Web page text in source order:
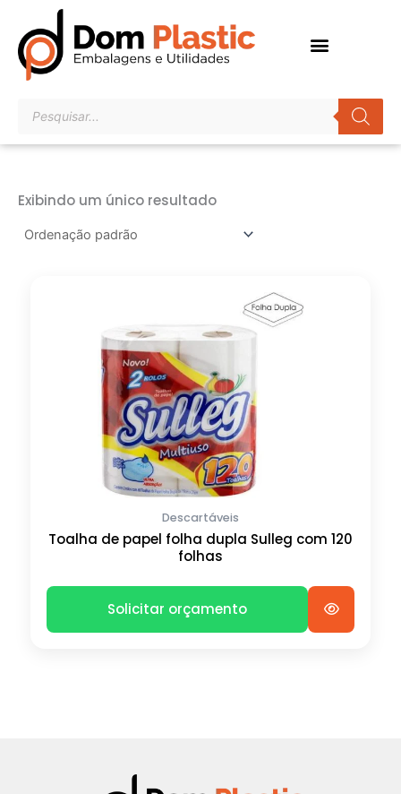
para
conteúdo
produtos
Exibindo um único resultado
Descartáveis
Toalha de papel folha dupla Sulleg com 120
folhas
Solicitar orçamento